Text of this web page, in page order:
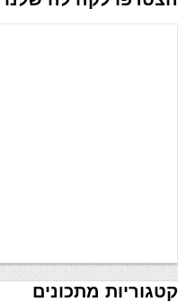
קטגוריות מתכונים